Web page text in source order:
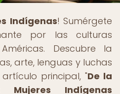
Indígenas! Sumérgete
por las culturas
Descubre la
arte, lenguas y luchas
principal, "De la
Indígenas